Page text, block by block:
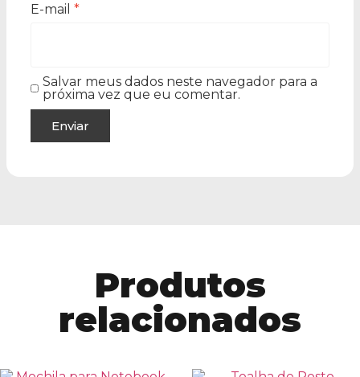
E-mail *
Salvar meus dados neste navegador para a
próxima vez que eu comentar.
Produtos
relacionados